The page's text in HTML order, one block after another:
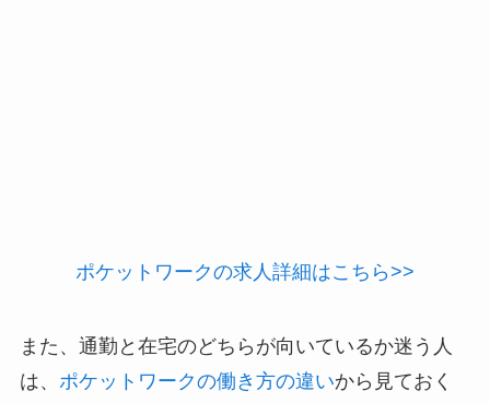
ポケットワークの求人詳細はこちら>>
また、通勤と在宅のどちらが向いているか迷う人
は、 ポケットワークの働き方の違いから見ておく